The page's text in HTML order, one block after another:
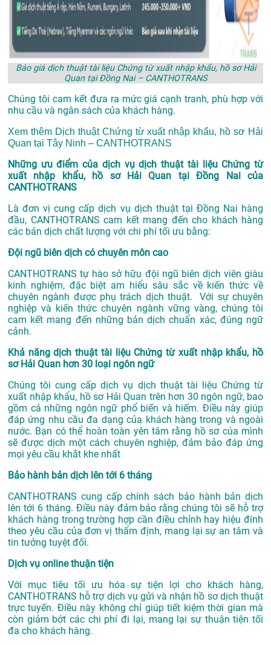
Báo giá dịch thuật tài liệu Chứng từ xuất nhập khẩu, hồ sơ Hải
Quan tại Đồng Nai – CANTHOTRANS
Chúng tôi cam kết đưa ra mức giá cạnh tranh, phù hợp với
nhu cầu và ngân sách của khách hàng.
Xem thêm Dịch thuật Chứng từ xuất nhập khẩu, hồ sơ Hải
Quan tại Tây Ninh – CANTHOTRANS
Những ưu điểm của dịch vụ dịch thuật tài liệu Chứng từ
xuất nhập khẩu, hồ sơ Hải Quan tại Đồng Nai của
CANTHOTRANS
Là đơn vị cung cấp dịch vụ dịch thuật tại Đồng Nai hàng
đầu, CANTHOTRANS cam kết mang đến cho khách hàng
các bản dịch chất lượng với chi phí tối ưu bằng:
Đội ngũ biên dịch có chuyên môn cao
CANTHOTRANS tự hào sở hữu đội ngũ biên dịch viên giàu
kinh nghiệm, đặc biệt am hiểu sâu sắc về kiến thức về
chuyên ngành được phụ trách dịch thuật. Với sự chuyên
nghiệp và kiến thức chuyên ngành vững vàng, chúng tôi
cam kết mang đến những bản dịch chuẩn xác, đúng ngữ
cảnh.
Khả năng dịch thuật tài liệu Chứng từ xuất nhập khẩu, hồ
sơ Hải Quan hơn 30 loại ngôn ngữ
Chúng tôi cung cấp dịch vụ dịch thuật tài liệu Chứng từ
xuất nhập khẩu, hồ sơ Hải Quan trên hơn 30 ngôn ngữ, bao
gồm cả những ngôn ngữ phổ biến và hiếm. Điều này giúp
đáp ứng nhu cầu đa dạng của khách hàng trong và ngoài
nước. Bạn có thể hoàn toàn yên tâm rằng hồ sơ của mình
sẽ được dịch một cách chuyên nghiệp, đảm bảo đáp ứng
mọi yêu cầu khắt khe nhất
Bảo hành bản dịch lên tới 6 tháng
CANTHOTRANS cung cấp chính sách bảo hành bản dịch
lên tới 6 tháng. Điều này đảm bảo rằng chúng tôi sẽ hỗ trợ
khách hàng trong trường hợp cần điều chỉnh hay hiệu đính
theo yêu cầu của đơn vị thẩm định, mang lại sự an tâm và
tin tưởng tuyệt đối.
Dịch vụ online thuận tiện
Với mục tiêu tối ưu hóa sự tiện lợi cho khách hàng,
CANTHOTRANS hỗ trợ dịch vụ gửi và nhận hồ sơ dịch thuật
trực tuyến. Điều này không chỉ giúp tiết kiệm thời gian mà
còn giảm bớt các chi phí đi lại, mang lại sự thuận tiện tối
đa cho khách hàng.